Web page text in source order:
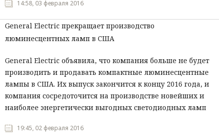
14:58, 03 февраля 2016
General Electric прекращает производство
люминесцентных ламп в США
General Electric объявила, что компания больше не будет
производить и продавать компактные люминесцентные
лампы в США. Их выпуск закончится к концу 2016 года, и
компания сосредоточится на производстве новейших и
наиболее энергетически выгодных светодиодных ламп
19:45, 02 февраля 2016